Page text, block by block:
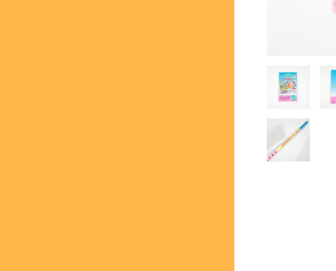
【SS】セガサター
【DC】ドリームキ